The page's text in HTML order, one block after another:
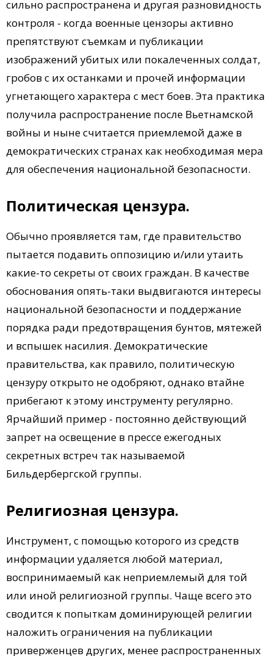
сильно распространена и другая разновидность
контроля - когда военные цензоры активно
препятствуют съемкам и публикации
изображений убитых или покалеченных солдат,
гробов с их останками и прочей информации
угнетающего характера с мест боев. Эта практика
получила распространение после Вьетнамской
войны и ныне считается приемлемой даже в
демократических странах как необходимая мера
для обеспечения национальной безопасности.
Политическая цензура.
Обычно проявляется там, где правительство
пытается подавить оппозицию и/или утаить
какие-то секреты от своих граждан. В качестве
обоснования опять-таки выдвигаются интересы
национальной безопасности и поддержание
порядка ради предотвращения бунтов, мятежей
и вспышек насилия. Демократические
правительства, как правило, политическую
цензуру открыто не одобряют, однако втайне
прибегают к этому инструменту регулярно.
Ярчайший пример - постоянно действующий
запрет на освещение в прессе ежегодных
секретных встреч так называемой
Бильдербергской группы.
Религиозная цензура.
Инструмент, с помощью которого из средств
информации удаляется любой материал,
воспринимаемый как неприемлемый для той
или иной религиозной группы. Чаще всего это
сводится к попыткам доминирующей религии
наложить ограничения на публикации
приверженцев других, менее распространенных